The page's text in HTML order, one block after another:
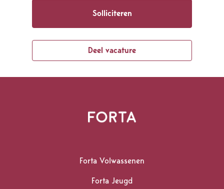
Solliciteren
Deel vacature
Homepagina
Forta Volwassenen
Forta Jeugd